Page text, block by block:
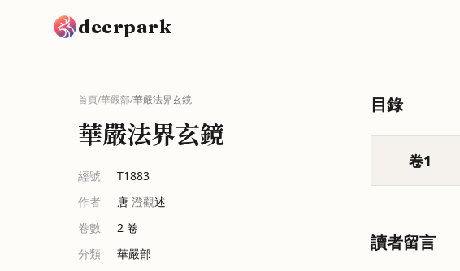
deerpark
首頁/華嚴部/華嚴法界玄鏡
華嚴法界玄鏡
經號
T1883
作者
唐 澄觀述
卷數
2 卷
分類
華嚴部
目錄
卷1
讀者留言